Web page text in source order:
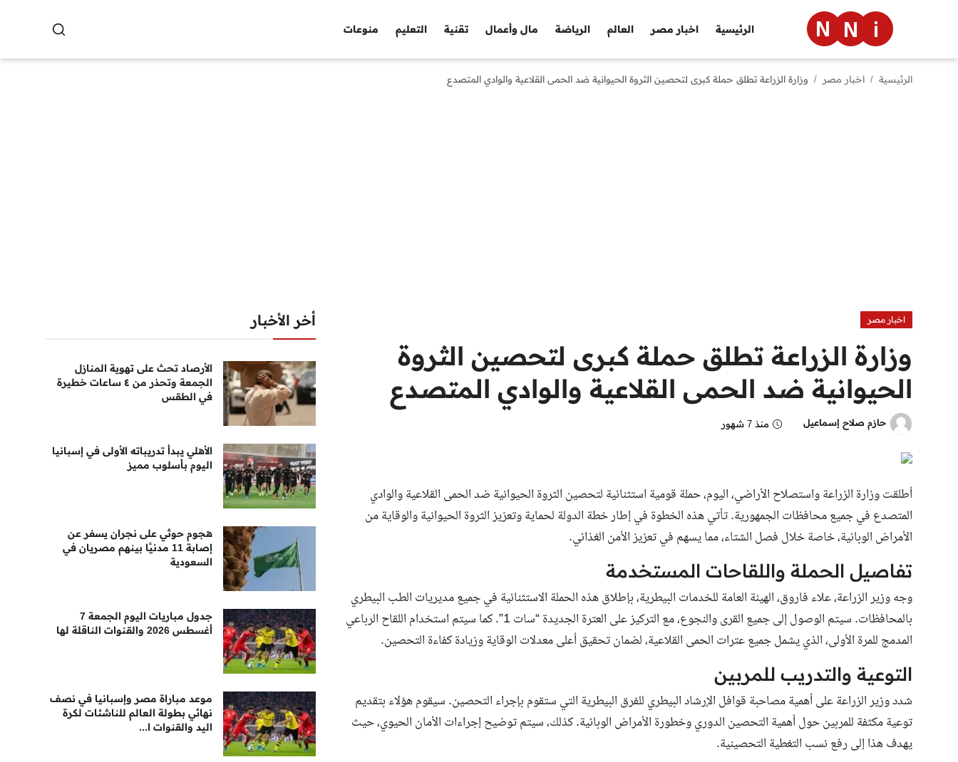
الرئيسية اخبار مصر العالم الرياضة مال وأعمال تقنية التعليم منوعات
منوعات
الرئيسية اخبار مصر وزارة الزراعة تطلق حملة كبرى لتحصين الثروة الحيوانية ضد الحمى القلاعية والوادي المتصدع
اخبار مصر
وزارة الزراعة تطلق حملة كبرى لتحصين الثروة
الحيوانية ضد الحمى القلاعية والوادي المتصدع
حازم صلاح إسماعيل منذ 7 شهور
أطلقت وزارة الزراعة واستصلاح الأراضي، اليوم، حملة قومية استثنائية لتحصين الثروة الحيوانية ضد الحمى القلاعية والوادي
المتصدع في جميع محافظات الجمهورية. تأتي هذه الخطوة في إطار خطة الدولة لحماية وتعزيز الثروة الحيوانية والوقاية من
الأمراض الوبائية، خاصة خلال فصل الشتاء، مما يسهم في تعزيز الأمن الغذائي.
تفاصيل الحملة واللقاحات المستخدمة
وجه وزير الزراعة، علاء فاروق، الهيئة العامة للخدمات البيطرية، بإطلاق هذه الحملة الاستثنائية في جميع مديريات الطب البيطري
بالمحافظات. سيتم الوصول إلى جميع القرى والنجوع، مع التركيز على العترة الجديدة “سات 1”. كما سيتم استخدام اللقاح الرباعي
المدمج للمرة الأولى، الذي يشمل جميع عترات الحمى القلاعية، لضمان تحقيق أعلى معدلات الوقاية وزيادة كفاءة التحصين.
التوعية والتدريب للمربين
شدد وزير الزراعة على أهمية مصاحبة قوافل الإرشاد البيطري للفرق البيطرية التي ستقوم بإجراء التحصين. سيقوم هؤلاء بتقديم
توعية مكثفة للمربين حول أهمية التحصين الدوري وخطورة الأمراض الوبائية. كذلك، سيتم توضيح إجراءات الأمان الحيوي، حيث
يهدف هذا إلى رفع نسب التغطية التحصينية.
أخر الأخبار
الأرصاد تحث على تهوية المنازل
الجمعة وتحذر من ٤ ساعات خطيرة
في الطقس
الأهلي يبدأ تدريباته الأولى في إسبانيا
اليوم بأسلوب مميز
هجوم حوثي على نجران يسفر عن
إصابة 11 مدنيًا بينهم مصريان في
السعودية
جدول مباريات اليوم الجمعة 7
أغسطس 2026 والقنوات الناقلة لها
موعد مباراة مصر وإسبانيا في نصف
نهائي بطولة العالم للناشئات لكرة
اليد والقنوات ا...